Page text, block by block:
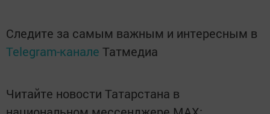
Следите за самым важным и интересным в
Telegram-канале Татмедиа
Читайте новости Татарстана в